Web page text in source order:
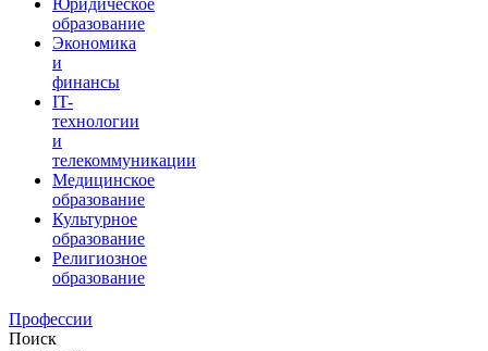
образование
Экономика
и
финансы
IT-
технологии
и
телекоммуникации
Медицинское
образование
Культурное
образование
Религиозное
образование
Профессии
Поиск